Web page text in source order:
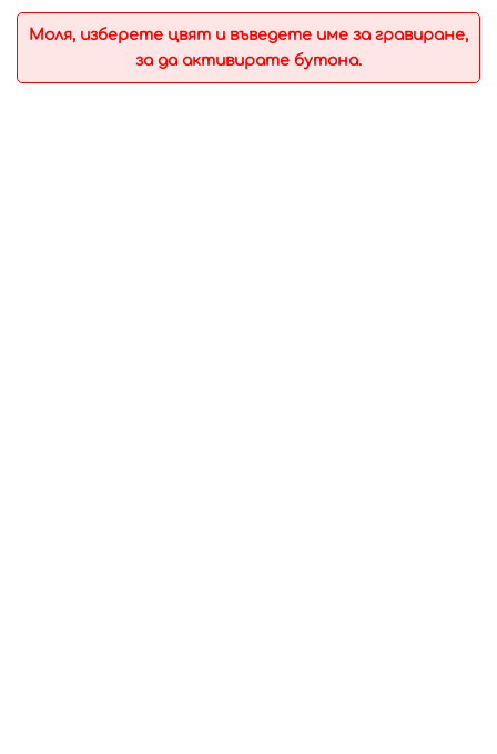
Моля, изберете цвят и въведете име за гравиране,
за да активирате бутона.